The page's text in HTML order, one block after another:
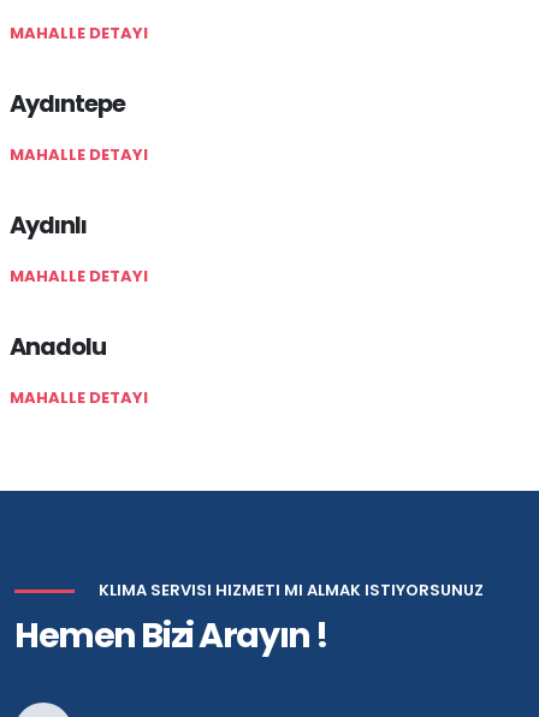
MAHALLE DETAYI
Aydıntepe
MAHALLE DETAYI
Aydınlı
MAHALLE DETAYI
Anadolu
MAHALLE DETAYI
KLIMA SERVISI HIZMETI MI ALMAK ISTIYORSUNUZ
Hemen Bizi Arayın !